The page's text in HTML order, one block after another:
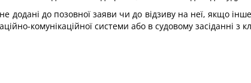
додані до позовної заяви чи до відзиву на неї, якщо
комунікаційної системи або в судовому засіданні